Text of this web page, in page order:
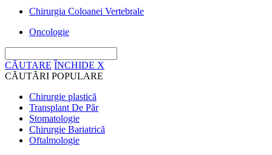
Chirurgia Coloanei Vertebrale
Oncologie
CĂUTARE ÎNCHIDE X
CĂUTĂRI POPULARE
Chirurgie plastică
Transplant De Păr
Stomatologie
Chirurgie Bariatrică
Oftalmologie